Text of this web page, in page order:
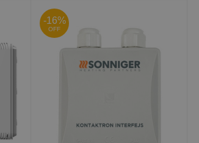
-16%
OFF